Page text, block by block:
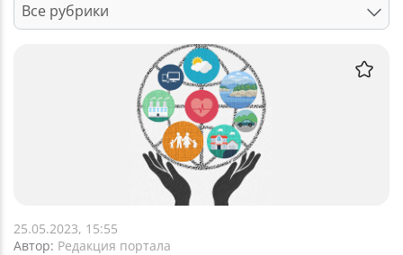
Все рубрики
25.05.2023, 15:55
Автор: Редакция портала